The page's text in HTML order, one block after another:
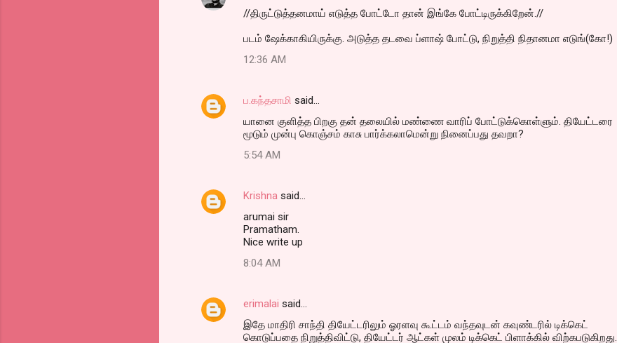
n
t
//திருட்டுத்தனமாய் எடுத்த போட்டோ தான் இங்கே போட்டிருக்கிறேன்.//
படம் ஷேக்காகியிருக்கு. அடுத்த தடவை ப்ளாஷ் போட்டு, நிறுத்தி நிதானமா எடுங்(கோ!)
12:36 AM
ப.கந்தசாமி said…
யானை குளித்த பிறகு தன் தலையில் மண்ணை வாரிப் போட்டுக்கொள்ளும். தியேட்டரை
மூடும் முன்பு கொஞ்சம் காசு பார்க்கலாமென்று நினைப்பது தவறா?
5:54 AM
Krishna said…
arumai sir
Pramatham.
Nice write up
8:04 AM
erimalai said…
இதே மாதிரி சாந்தி தியேட்டரிலும் ஓரளவு கூட்டம் வந்தவுடன் கவுண்டரில் டிக்கெட்
கொடுப்பதை நிறுத்திவிட்டு, தியேட்டர் ஆட்கள் முலம் டிக்கெட் பிளாக்கில் விற்கபடுகிறது.